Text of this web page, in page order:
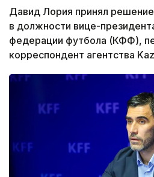
Давид Лория принял
в должности вице-
федерации футбола (КФФ),
корреспондент агентства